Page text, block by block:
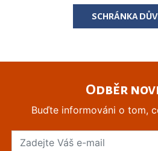
SCHRÁNKA
Odběr
Buďte informováni o tom,